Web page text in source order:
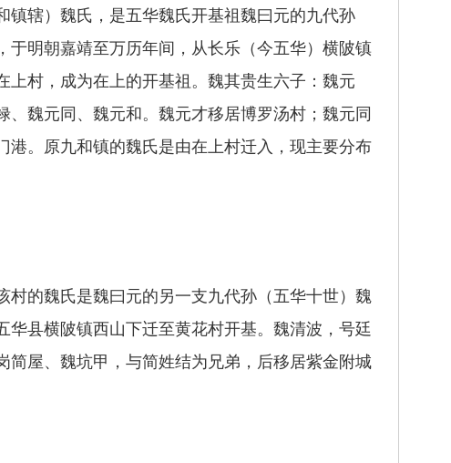
镇辖）魏氏，是五华魏氏开基祖魏曰元的九代孙
于明朝嘉靖至万历年间，从长乐（今五华）横陂镇
上村，成为在上的开基祖。魏其贵生六子：魏元
、魏元同、魏元和。魏元才移居博罗汤村；魏元同
港。原九和镇的魏氏是由在上村迁入，现主要分布
村的魏氏是魏曰元的另一支九代孙（五华十世）魏
华县横陂镇西山下迁至黄花村开基。魏清波，号廷
简屋、魏坑甲，与简姓结为兄弟，后移居紫金附城